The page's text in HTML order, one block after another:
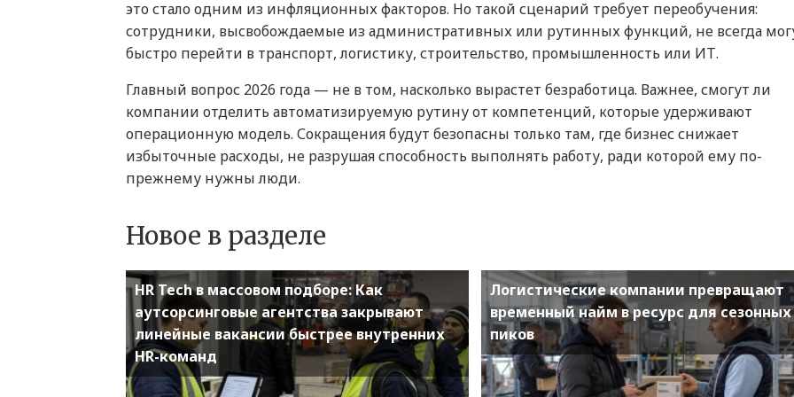
это стало одним из инфляционных факторов. Но такой сценарий требует переобучения:
сотрудники, высвобождаемые из административных или рутинных функций, не всегда
быстро перейти в транспорт, логистику, строительство, промышленность или ИТ.
Главный вопрос 2026 года — не в том, насколько вырастет безработица. Важнее, смогут ли
компании отделить автоматизируемую рутину от компетенций, которые удерживают
операционную модель. Сокращения будут безопасны только там, где бизнес снижает
избыточные расходы, не разрушая способность выполнять работу, ради которой ему по-
прежнему нужны люди.
Новое в разделе
HR Tech в массовом подборе: Как
аутсорсинговые агентства закрывают
линейные вакансии быстрее внутренних
HR-команд
Логистические компании превращают
временный найм в ресурс для сезонных
пиков